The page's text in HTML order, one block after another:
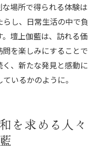
な場所で得られる体験
らし、日常生活の中で
壇上伽藍は、訪れる
問を楽しみにすること
、新たな発見と感動
いるかのように。
を求める人